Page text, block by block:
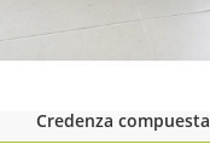
Credenza compuesta